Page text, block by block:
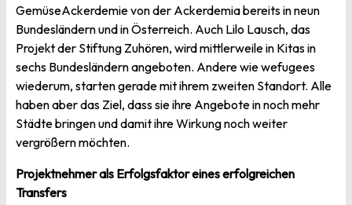
GemüseAckerdemie von der Ackerdemia bereits in neun
Bundesländern und in Österreich. Auch Lilo Lausch, das
Projekt der Stiftung Zuhören, wird mittlerweile in Kitas in
sechs Bundesländern angeboten. Andere wie wefugees
wiederum, starten gerade mit ihrem zweiten Standort. Alle
haben aber das Ziel, dass sie ihre Angebote in noch mehr
Städte bringen und damit ihre Wirkung noch weiter
vergrößern möchten.
Projektnehmer als Erfolgsfaktor eines erfolgreichen
Transfers